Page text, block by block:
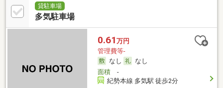
貸駐車場
多気駐車場
0.61 万円
管理費等-
なし
なし
面積-
紀勢本線 多気駅 徒歩2分